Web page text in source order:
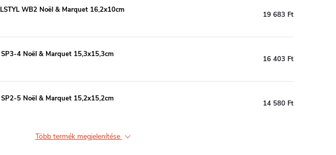
WB2 Noël & Marquet 16,2x10cm
19 683 Ft
4 Noël & Marquet 15,3x15,3cm
16 403 Ft
5 Noël & Marquet 15,2x15,2cm
14 580 Ft
Több termék megjelenítése